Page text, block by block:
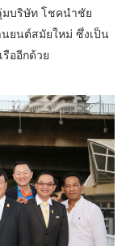
บริษัท โชคนำชัย
ยนต์สมัยใหม่ ซึ่งเป็น
ออีกด้วย